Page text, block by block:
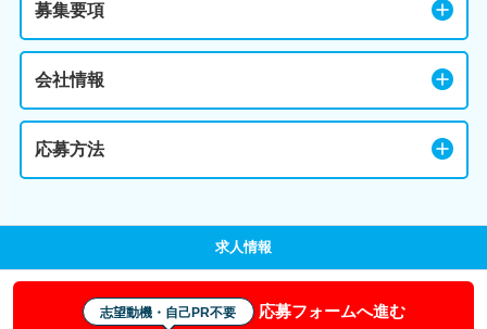
募集要項
会社情報
応募方法
求人情報
志望動機・自己PR不要 応募フォームへ進む